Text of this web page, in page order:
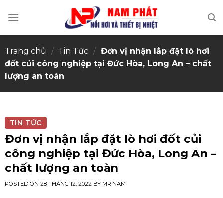
Trang chủ / Tin Tức / Đơn vị nhận lắp đặt lò hơi
đốt củi công nghiệp tại Đức Hòa, Long An – chất
lượng an toàn
TIN TỨC
Đơn vị nhận lắp đặt lò hơi đốt củi
công nghiệp tại Đức Hòa, Long An –
chất lượng an toàn
POSTED ON 28 THÁNG 12, 2022 BY MR NAM